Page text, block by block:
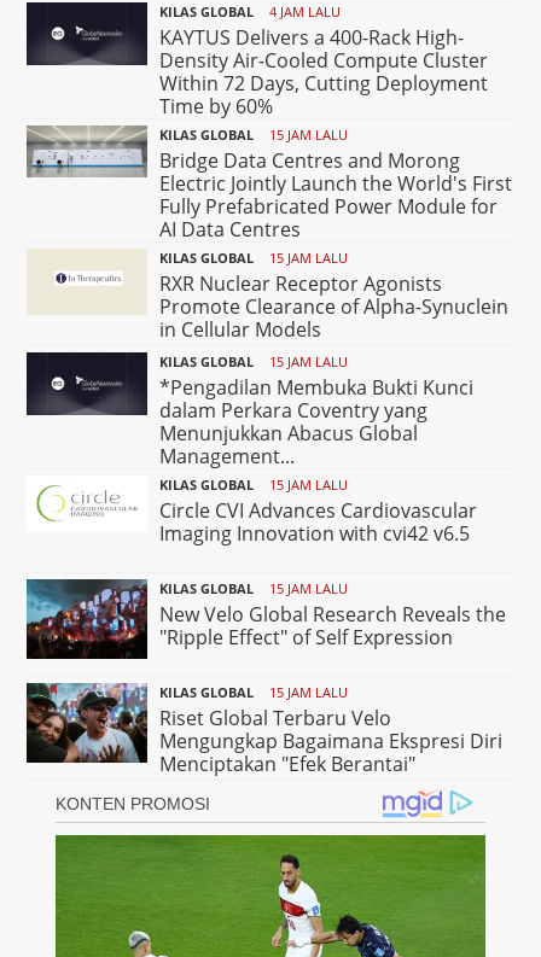
KILAS GLOBAL 4 JAM LALU
KAYTUS Delivers a 400-Rack High-
Density Air-Cooled Compute Cluster
Within 72 Days, Cutting Deployment
Time by 60%
KILAS GLOBAL 15 JAM LALU
Bridge Data Centres and Morong
Electric Jointly Launch the World's First
Fully Prefabricated Power Module for
AI Data Centres
KILAS GLOBAL 15 JAM LALU
RXR Nuclear Receptor Agonists
Promote Clearance of Alpha-Synuclein
in Cellular Models
KILAS GLOBAL 15 JAM LALU
*Pengadilan Membuka Bukti Kunci
dalam Perkara Coventry yang
Menunjukkan Abacus Global
Management...
KILAS GLOBAL 15 JAM LALU
Circle CVI Advances Cardiovascular
Imaging Innovation with cvi42 v6.5
KILAS GLOBAL 15 JAM LALU
New Velo Global Research Reveals the
"Ripple Effect" of Self Expression
KILAS GLOBAL 15 JAM LALU
Riset Global Terbaru Velo
Mengungkap Bagaimana Ekspresi Diri
Menciptakan "Efek Berantai"